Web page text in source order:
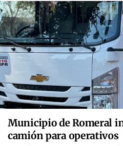
Municipio de Romeral
camión para operativos